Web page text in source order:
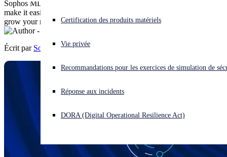
Vous subissez une cyberattaque ? Obtenez une aide immédiate.
Se connecter
Open search
Open language switcher
Certification des produits matériels
Vie privée
Recommandations pour les exercices de simulation de
Réponse aux incidents
DORA (Digital Operational Resilience Act)
Sophos MDR continues to raise the bar and our latest enhancements
make it easier than ever to win new deals, retain customers and
grow your recurring revenue.
Écrit par Sophos